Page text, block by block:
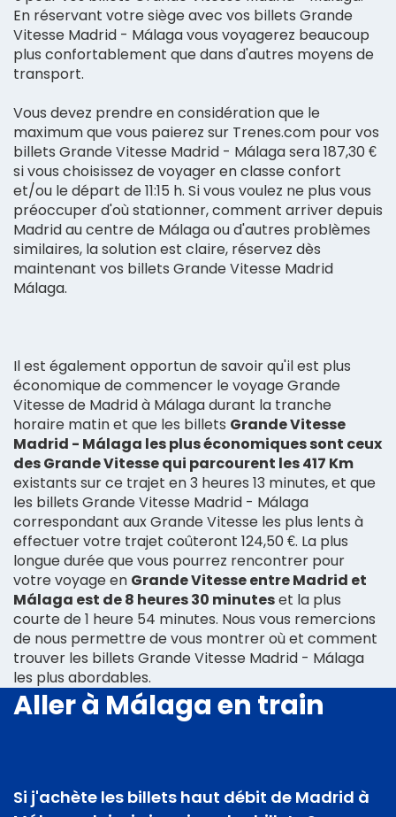
En réservant votre siège avec vos billets Grande
Vitesse Madrid - Málaga vous voyagerez beaucoup
plus confortablement que dans d'autres moyens de
transport.
Vous devez prendre en considération que le
maximum que vous paierez sur Trenes.com pour vos
billets Grande Vitesse Madrid - Málaga sera 187,30 €
si vous choisissez de voyager en classe confort
et/ou le départ de 11:15 h. Si vous voulez ne plus vous
préoccuper d'où stationner, comment arriver depuis
Madrid au centre de Málaga ou d'autres problèmes
similaires, la solution est claire, réservez dès
maintenant vos billets Grande Vitesse Madrid
Málaga.
Il est également opportun de savoir qu'il est plus
économique de commencer le voyage Grande
Vitesse de Madrid à Málaga durant la tranche
horaire matin et que les billets Grande Vitesse
Madrid - Málaga les plus économiques sont ceux
des Grande Vitesse qui parcourent les 417 Km
existants sur ce trajet en 3 heures 13 minutes, et que
les billets Grande Vitesse Madrid - Málaga
correspondant aux Grande Vitesse les plus lents à
effectuer votre trajet coûteront 124,50 €. La plus
longue durée que vous pourrez rencontrer pour
votre voyage en Grande Vitesse entre Madrid et
Málaga est de 8 heures 30 minuteset la plus
courte de 1 heure 54 minutes. Nous vous remercions
de nous permettre de vous montrer où et comment
trouver les billets Grande Vitesse Madrid - Málaga
les plus abordables.
Aller à Málaga en train
Si j'achète les billets haut débit de Madrid à